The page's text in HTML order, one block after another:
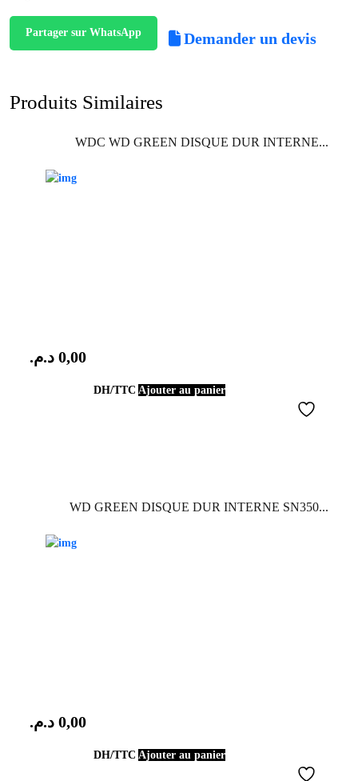
Partager sur WhatsApp Demander un devis
Produits Similaires
WDC WD GREEN DISQUE DUR INTERNE...
0,00 د.م.
DH/TTC Ajouter au panier
WD GREEN DISQUE DUR INTERNE SN350...
0,00 د.م.
DH/TTC Ajouter au panier